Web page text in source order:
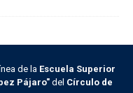
de la Escuela Superior
Pájaro" del Círculo de